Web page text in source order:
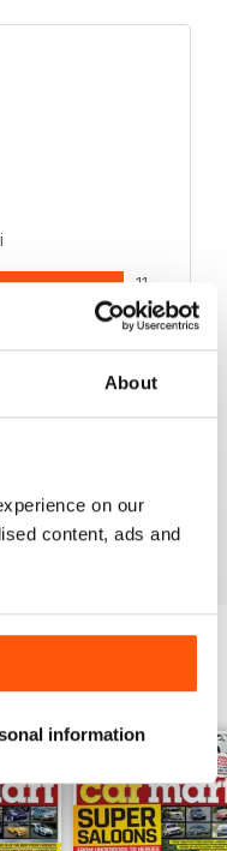
About
on our
content, ads and
information
11
6
0
Visualizza tutti